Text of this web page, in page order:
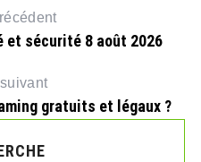
sécurité 8 août 2026
gratuits et légaux ?